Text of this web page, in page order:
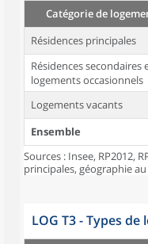
Catégorie de
Résidences principales
Résidences secondaires
logements occasionnels
Logements vacants
Ensemble
Sources : Insee, RP2012,
principales, géographie
LOG T3 - Types de